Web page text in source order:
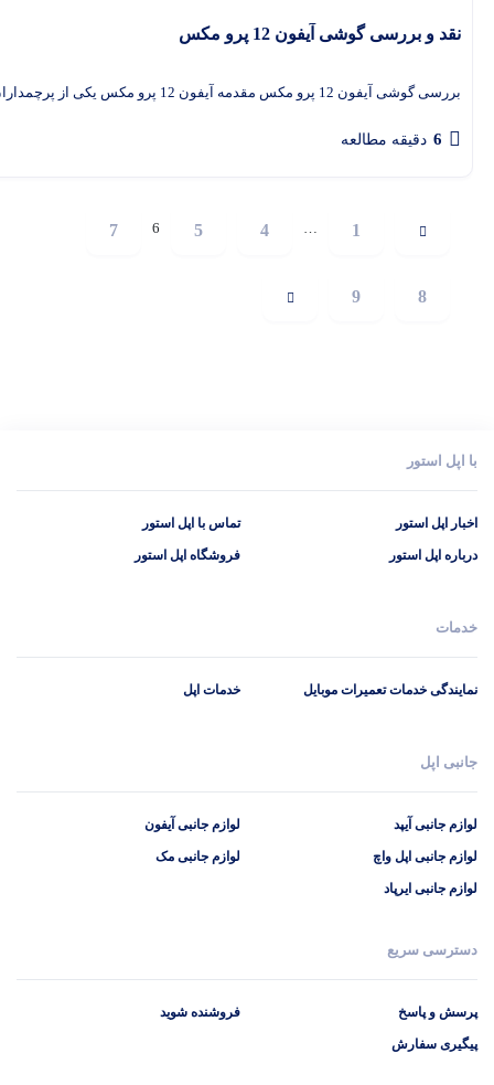
نقد و بررسی گوشی آیفون 12 پرو مکس
بررسی گوشی آیفون 12 پرو مکس مقدمه آیفون 12 پرو مکس یکی از پرچمداران محبوب اپل است که با طراحی
6 دقیقه مطالعه
1
4
5
6
7
8
9
با اپل استور
اخبار اپل استور
درباره اپل استور
تماس با اپل استور
فروشگاه اپل استور
خدمات
نمایندگی خدمات تعمیرات موبایل خدمات اپل
جانبی اپل
لوازم جانبی آیپد
لوازم جانبی اپل واچ
لوازم جانبی ایرپاد
لوازم جانبی آیفون
لوازم جانبی مک
دسترسی سریع
پرسش و پاسخ
پیگیری سفارش
فروشنده شوید